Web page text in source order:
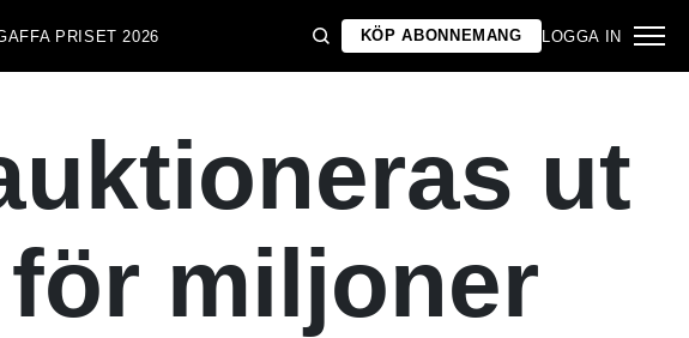
PRISET 2026 KÖP ABONNEMANG LOGGA IN
ut
miljoner